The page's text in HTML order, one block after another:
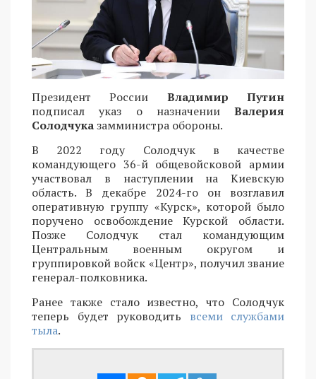
Президент России Владимир Путин
подписал указ о назначенииВалерия
Солодчуказамминистра обороны.
В 2022 году Солодчук в качестве
командующего 36-й общевойсковой армии
участвовал в наступлении на Киевскую
область. В декабре 2024-го он возглавил
оперативную группу «Курск», которой было
поручено освобождение Курской области.
Позже Солодчук стал командующим
Центральным военным округом и
группировкой войск «Центр», получил звание
генерал-полковника.
Ранее также стало известно, что Солодчук
теперь будет руководить всеми службами
тыла.